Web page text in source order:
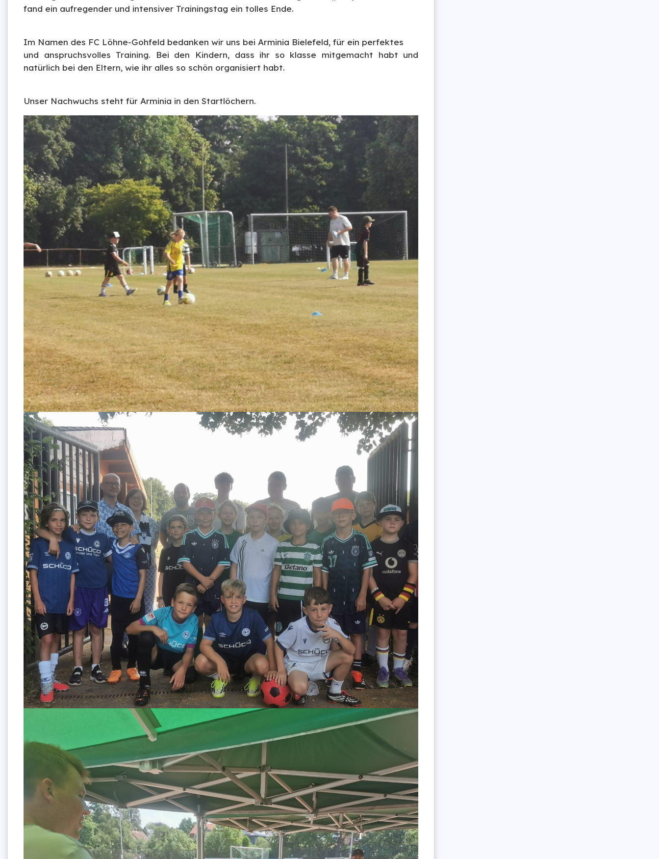
fand ein aufregender und intensiver Trainingstag ein tolles Ende.
Im Namen des FC Löhne-Gohfeld bedanken wir uns bei Arminia Bielefeld, für ein perfektes
und anspruchsvolles Training. Bei den Kindern, dass ihr so klasse mitgemacht habt und
natürlich bei den Eltern, wie ihr alles so schön organisiert habt.
Unser Nachwuchs steht für Arminia in den Startlöchern.